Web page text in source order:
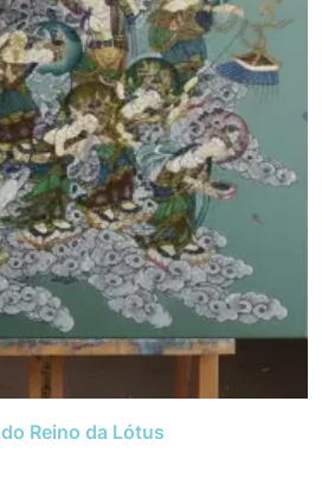
Reino da Lótus